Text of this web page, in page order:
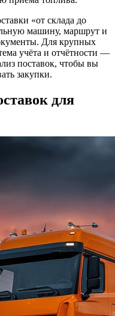
«от склада до
машину, маршрут и
Для крупных
учёта и отчётности —
поставок, чтобы вы
закупки.
для